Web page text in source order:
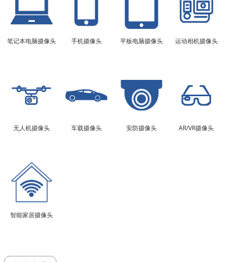
笔记本电脑摄像头 手机摄像头 平板电脑摄像头 运动相机摄像头
无人机摄像头 车载摄像头 安防摄像头 AR/VR摄像头
智能家居摄像头